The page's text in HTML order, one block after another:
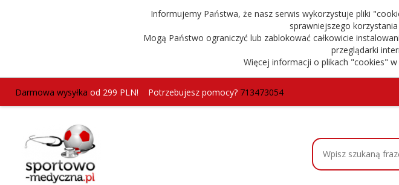
Informujemy Państwa, że nasz serwis wykorzystuje pliki
sprawniejszego
Mogą Państwo ograniczyć lub zablokować całkowicie
przeglądarki
Więcej informacji o plikach "cookies" w
Darmowa wysyłka od 299 PLN! Potrzebujesz pomocy?713473054